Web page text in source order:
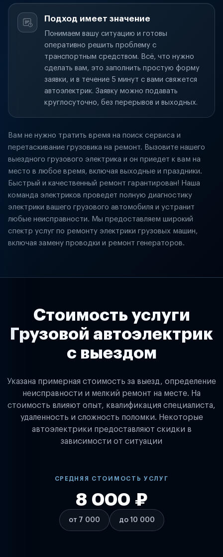
Подход имеет значение
Понимаем вашу ситуацию и готовы
оперативно решить проблему с
транспортным средством. Всё, что нужно
сделать вам, это заполнить простую форму
заявки, и в течение 5 минут с вами свяжется
автоэлектрик. Заявку можно подавать
круглосуточно, без перерывов и выходных.
Вам не нужно тратить время на поиск сервиса и
перетаскивание грузовика на ремонт. Вызовите нашего
выездного грузового электрика и он приедет к вам на
место в любое время, включая выходные и праздники.
Быстрый и качественный ремонт гарантирован! Наша
команда электриков проведет полную диагностику
электрики вашего грузового автомобиля и устранит
любые неисправности. Мы предоставляем широкий
спектр услуг по ремонту электрики грузовых машин,
включая замену проводки и ремонт генераторов.
Стоимость услуги
Грузовой автоэлектрик
с выездом
Указана примерная стоимость за выезд, определение
неисправности и мелкий ремонт на месте. На
стоимость влияют опыт, квалификация специалиста,
удаленность и сложность поломки. Некоторые
автоэлектрики предоставляют скидки в
зависимости от ситуации
СРЕДНЯЯ СТОИМОСТЬ УСЛУГ
от 7 000
8 000 ₽
до 10 000